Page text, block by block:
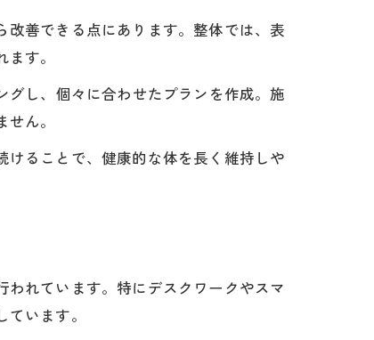
善できる点にあります。整体では、表
す。
し、個々に合わせたプランを作成。施
ん。
ることで、健康的な体を長く維持しや
れています。特にデスクワークやスマ
います。